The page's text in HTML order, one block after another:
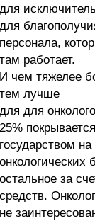
для
для
персонала,
там работает.
И чем тяжелее
тем лучше
для для
25% покрывается
государством
онкологических
остальное за
средств.
не